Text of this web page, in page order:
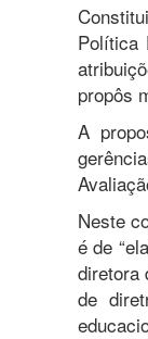
Política
propôs
A
Neste
é de
diretora
de